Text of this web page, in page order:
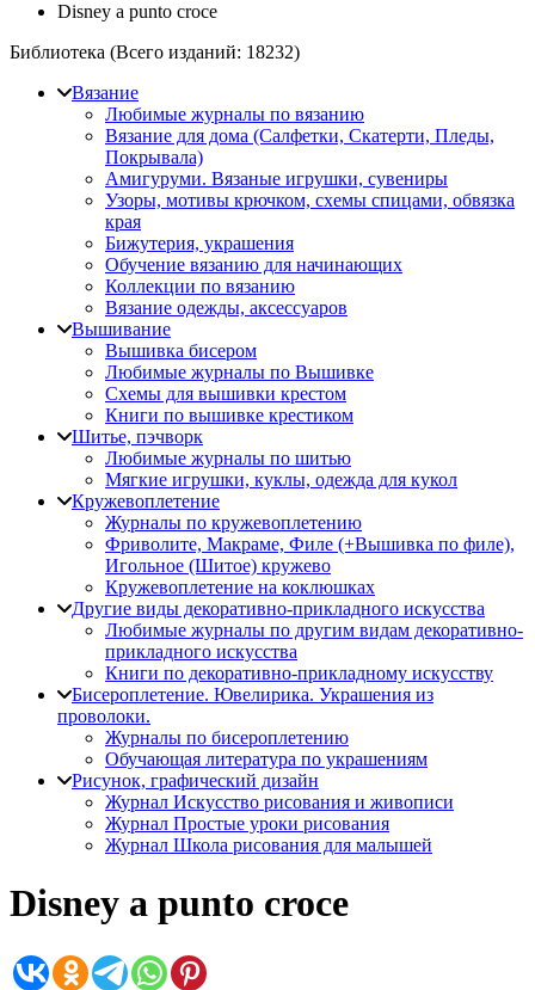
Disney a punto croce
Библиотека (Всего изданий: 18232)
Вязание
Любимые журналы по вязанию
Вязание для дома (Салфетки, Скатерти, Пледы,
Покрывала)
Амигуруми. Вязаные игрушки, сувениры
Узоры, мотивы крючком, схемы спицами, обвязка
края
Бижутерия, украшения
Обучение вязанию для начинающих
Коллекции по вязанию
Вязание одежды, аксессуаров
Вышивание
Вышивка бисером
Любимые журналы по Вышивке
Схемы для вышивки крестом
Книги по вышивке крестиком
Шитье, пэчворк
Любимые журналы по шитью
Мягкие игрушки, куклы, одежда для кукол
Кружевоплетение
Журналы по кружевоплетению
Фриволите, Макраме, Филе (+Вышивка по филе),
Игольное (Шитое) кружево
Кружевоплетение на коклюшках
Другие виды декоративно-прикладного искусства
Любимые журналы по другим видам декоративно-
прикладного искусства
Книги по декоративно-прикладному искусству
Бисероплетение. Ювелирика. Украшения из
проволоки.
Журналы по бисероплетению
Обучающая литература по украшениям
Рисунок, графический дизайн
Журнал Искусство рисования и живописи
Журнал Простые уроки рисования
Журнал Школа рисования для малышей
Disney a punto croce